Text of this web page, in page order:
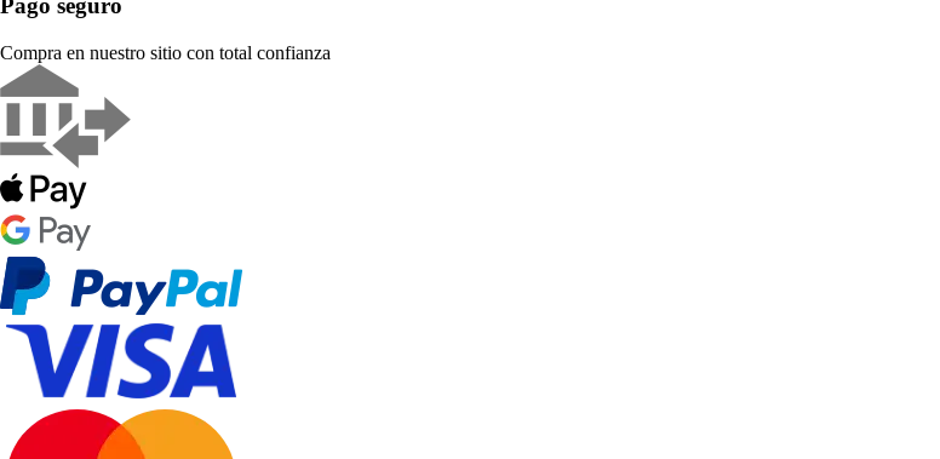
Pago seguro
Compra en nuestro sitio con total confianza